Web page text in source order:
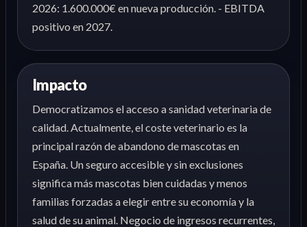
2026: 1.600.000€ en nueva producción. - EBITDA
positivo en 2027.
Impacto
Democratizamos el acceso a sanidad veterinaria de
calidad. Actualmente, el coste veterinario es la
principal razón de abandono de mascotas en
España. Un seguro accesible y sin exclusiones
significa más mascotas bien cuidadas y menos
familias forzadas a elegir entre su economía y la
salud de su animal. Negocio de ingresos recurrentes,